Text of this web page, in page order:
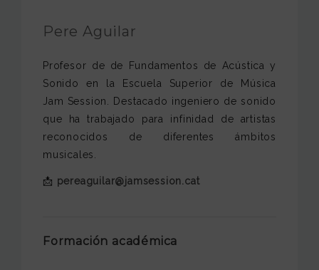
Pere Aguilar
Profesor de de Fundamentos de Acústica y
Sonido en la Escuela Superior de Música
Jam Session. Destacado ingeniero de sonido
que ha trabajado para infinidad de artistas
reconocidos de diferentes ámbitos
musicales.
📩 pereaguilar@jamsession.cat
Formación académica